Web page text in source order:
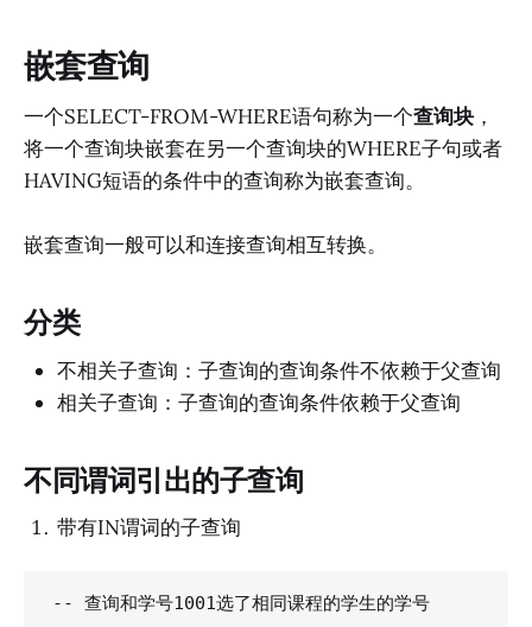
嵌套查询
一个SELECT-FROM-WHERE语句称为一个查询块 ，
将一个查询块嵌套在另一个查询块的WHERE子句或者
HAVING短语的条件中的查询称为嵌套查询。
嵌套查询一般可以和连接查询相互转换。
分类
不相关子查询：子查询的查询条件不依赖于父查询
相关子查询：子查询的查询条件依赖于父查询
不同谓词引出的子查询
带有IN谓词的子查询
-- 查询和学号1001选了相同课程的学生的学号